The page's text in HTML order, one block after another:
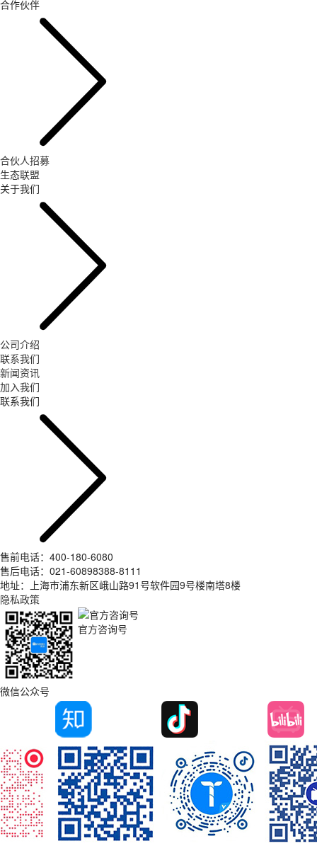
合作伙伴
合伙人招募
生态联盟
关于我们
公司介绍
联系我们
新闻资讯
加入我们
联系我们
售前电话：400-180-6080
售后电话：021-60898388-8111
地址：上海市浦东新区峨山路91号软件园9号楼南塔8楼
隐私政策
微信公众号
官方咨询号